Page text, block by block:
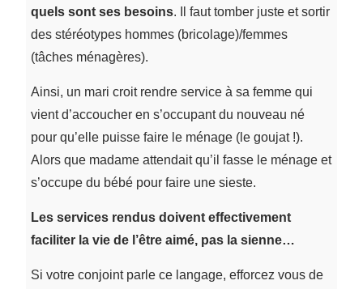
quels sont ses besoins. Il faut tomber juste et sortir
des stéréotypes hommes (bricolage)/femmes
(tâches ménagères).
Ainsi, un mari croit rendre service à sa femme qui
vient d’accoucher en s’occupant du nouveau né
pour qu’elle puisse faire le ménage (le goujat !).
Alors que madame attendait qu’il fasse le ménage et
s’occupe du bébé pour faire une sieste.
Les services rendus doivent effectivement
faciliter la vie de l’être aimé, pas la sienne…
Si votre conjoint parle ce langage, efforcez vous de